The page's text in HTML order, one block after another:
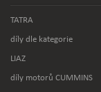
TATRA
díly dle kategorie
LIAZ
díly motorů CUMMINS